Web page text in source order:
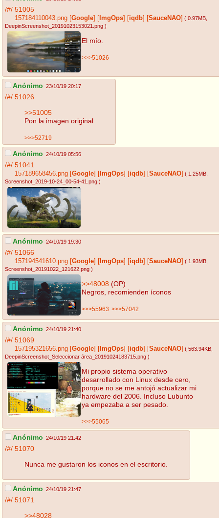
/#/ 51005
157184110043.png Google ImgOps iqdb SauceNAO ( 0.97MB
DeepinScreenshot_20191023153021.png )
El mío.
>>>51026
Anónimo 23/10/19 20:17
/#/ 51026
>>51005
Pon la imagen original
>>>52719
Anónimo 24/10/19 05:56
/#/ 51041
157189658456.png Google ImgOps iqdb SauceNAO ( 1.25MB
Screenshot_2019-10-24_00-54-41.png )
Anónimo 24/10/19 19:30
/#/ 51066
157194541610.png Google ImgOps iqdb SauceNAO ( 1.93MB
Screenshot_20191022_121622.png )
>>48008 (OP)
Negros, recomienden íconos
>>>55963 >>>57042
Anónimo 24/10/19 21:40
/#/ 51069
157195321656.png Google ImgOps iqdb SauceNAO ( 563.94KB
DeepinScreenshot_Seleccionar área_20191024183715.png )
Mi propio sistema operativo
desarrollado con Linux desde cero,
porque no se me antojó actualizar mi
hardware del 2006. Incluso Lubunto
ya empezaba a ser pesado.
>>>55065
Anónimo 24/10/19 21:42
/#/ 51070
Nunca me gustaron los iconos en el escritorio.
Anónimo 24/10/19 21:47
/#/ 51071
>>48028